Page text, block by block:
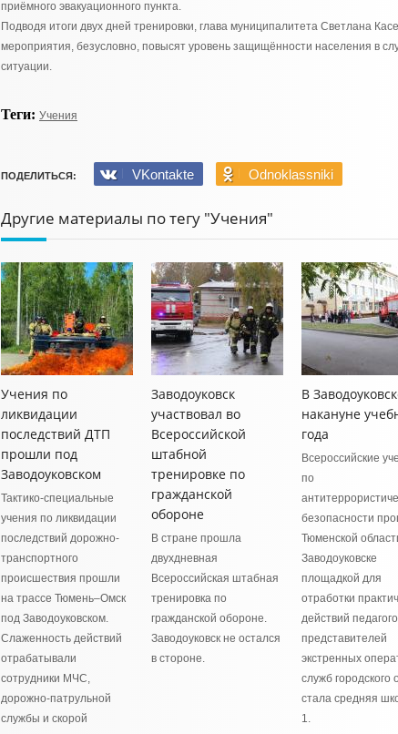
приёмного эвакуационного пункта.
Подводя итоги двух дней тренировки, глава муниципалитета Светлана
мероприятия, безусловно, повысят уровень защищённости населения в
ситуации.
Теги: Учения
ПОДЕЛИТЬСЯ: VKontakte Odnoklassniki
Другие материалы по тегу "Учения"
Учения по
ликвидации
последствий ДТП
прошли под
Заводоуковском
Тактико-специальные
учения по ликвидации
последствий дорожно-
транспортного
происшествия прошли
на трассе Тюмень–Омск
под Заводоуковском.
Слаженность действий
отрабатывали
сотрудники МЧС,
дорожно-патрульной
службы и скорой
Заводоуковск
участвовал во
Всероссийской
штабной
тренировке по
гражданской
обороне
В стране прошла
двухдневная
Всероссийская штабная
тренировка по
гражданской обороне.
Заводоуковск не остался
в стороне.
В
накануне
года
Всероссийские
по
безопасности
Тюменской
Заводоуковске
площадкой для
отработки
действий
представителей
экстренных
служб городского
стала средняя
1.